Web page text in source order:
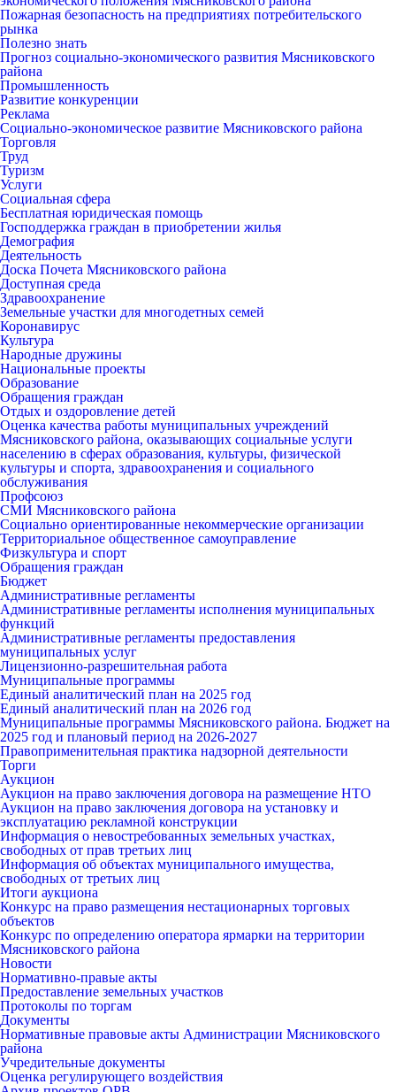
Пожарная безопасность на предприятиях потребительского
рынка
Полезно знать
Прогноз социально-экономического развития Мясниковского
района
Промышленность
Развитие конкуренции
Реклама
Социально-экономическое развитие Мясниковского района
Торговля
Труд
Туризм
Услуги
Социальная сфера
Бесплатная юридическая помощь
Господдержка граждан в приобретении жилья
Демография
Деятельность
Доска Почета Мясниковского района
Доступная среда
Здравоохранение
Земельные участки для многодетных семей
Коронавирус
Культура
Народные дружины
Национальные проекты
Образование
Обращения граждан
Отдых и оздоровление детей
Оценка качества работы муниципальных учреждений
Мясниковского района, оказывающих социальные услуги
населению в сферах образования, культуры, физической
культуры и спорта, здравоохранения и социального
обслуживания
Профсоюз
СМИ Мясниковского района
Социально ориентированные некоммерческие организации
Территориальное общественное самоуправление
Физкультура и спорт
Обращения граждан
Бюджет
Административные регламенты
Административные регламенты исполнения муниципальных
функций
Административные регламенты предоставления
муниципальных услуг
Лицензионно-разрешительная работа
Муниципальные программы
Единый аналитический план на 2025 год
Единый аналитический план на 2026 год
Муниципальные программы Мясниковского района. Бюджет на
2025 год и плановый период на 2026-2027
Правоприменительная практика надзорной деятельности
Торги
Аукцион
Аукцион на право заключения договора на размещение НТО
Аукцион на право заключения договора на установку и
эксплуатацию рекламной конструкции
Информация о невостребованных земельных участках,
свободных от прав третьих лиц
Информация об объектах муниципального имущества,
свободных от третьих лиц
Итоги аукциона
Конкурс на право размещения нестационарных торговых
объектов
Конкурс по определению оператора ярмарки на территории
Мясниковского района
Новости
Нормативно-правые акты
Предоставление земельных участков
Протоколы по торгам
Документы
Нормативные правовые акты Администрации Мясниковского
района
Учредительные документы
Оценка регулирующего воздействия